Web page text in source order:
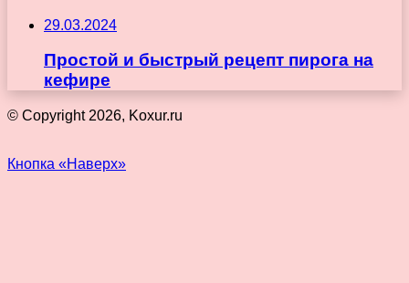
29.03.2024
Простой и быстрый рецепт пирога на
кефире
© Copyright 2026, Koxur.ru
Кнопка «Наверх»